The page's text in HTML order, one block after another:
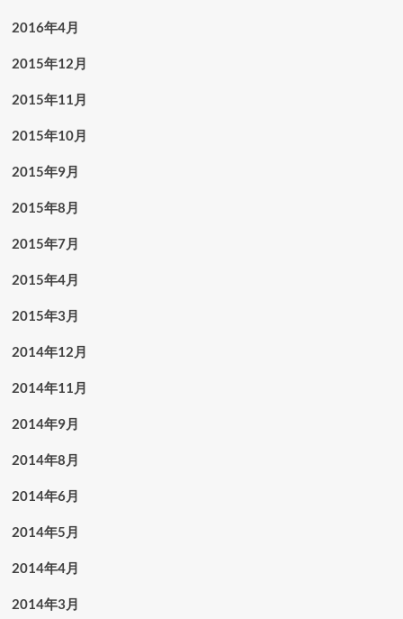
2016年4月
2015年12月
2015年11月
2015年10月
2015年9月
2015年8月
2015年7月
2015年4月
2015年3月
2014年12月
2014年11月
2014年9月
2014年8月
2014年6月
2014年5月
2014年4月
2014年3月